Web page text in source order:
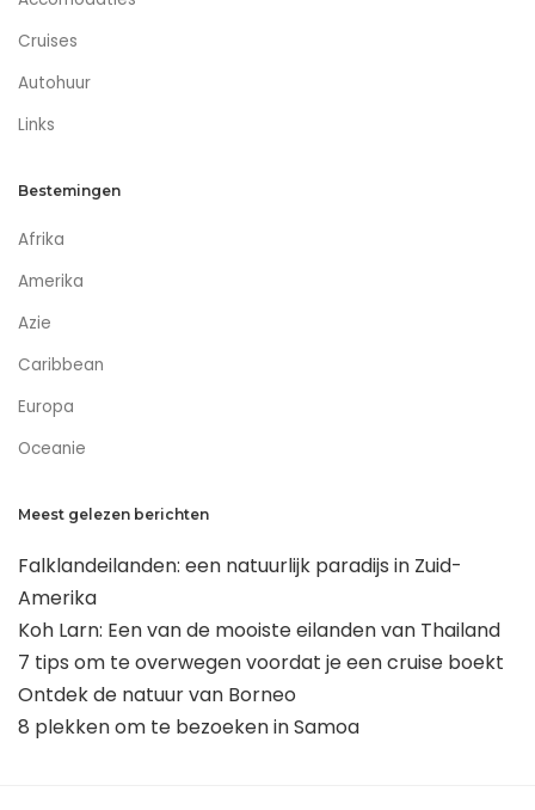
Cruises
Autohuur
Links
Bestemingen
Afrika
Amerika
Azie
Caribbean
Europa
Oceanie
Meest gelezen berichten
Falklandeilanden: een natuurlijk paradijs in Zuid-
Amerika
Koh Larn: Een van de mooiste eilanden van Thailand
7 tips om te overwegen voordat je een cruise boekt
Ontdek de natuur van Borneo
8 plekken om te bezoeken in Samoa